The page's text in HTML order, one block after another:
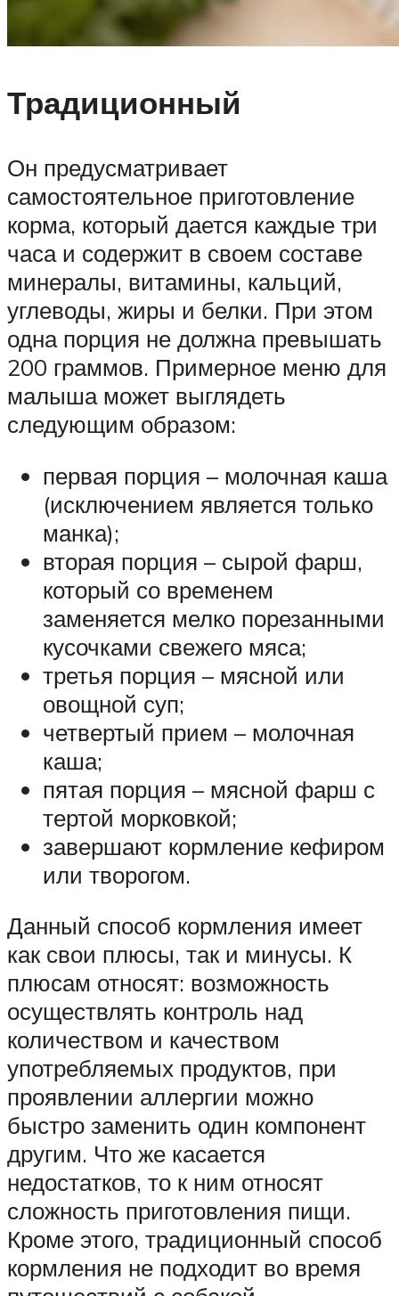
Традиционный
Он предусматривает
самостоятельное приготовление
корма, который дается каждые три
часа и содержит в своем составе
минералы, витамины, кальций,
углеводы, жиры и белки. При этом
одна порция не должна превышать
200 граммов. Примерное меню для
малыша может выглядеть
следующим образом:
первая порция – молочная каша
(исключением является только
манка);
вторая порция – сырой фарш,
который со временем
заменяется мелко порезанными
кусочками свежего мяса;
третья порция – мясной или
овощной суп;
четвертый прием – молочная
каша;
пятая порция – мясной фарш с
тертой морковкой;
завершают кормление кефиром
или творогом.
Данный способ кормления имеет
как свои плюсы, так и минусы. К
плюсам относят: возможность
осуществлять контроль над
количеством и качеством
употребляемых продуктов, при
проявлении аллергии можно
быстро заменить один компонент
другим. Что же касается
недостатков, то к ним относят
сложность приготовления пищи.
Кроме этого, традиционный способ
кормления не подходит во время